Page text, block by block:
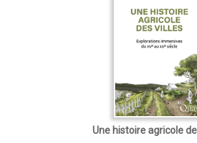
Une histoire agricole